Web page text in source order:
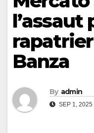
l’assaut
Banza
By admin
SEP 1, 2025